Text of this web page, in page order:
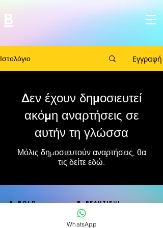
B
Ιστολόγιο Εγγραφή
Δεν έχουν δημοσιευτεί
ακόμη αναρτήσεις σε
αυτήν τη γλώσσα
Μόλις δημοσιευτούν αναρτήσεις, θα
τις δείτε εδώ.
B BOLD B Beautiful
B badass B BANANAS
WhatsApp